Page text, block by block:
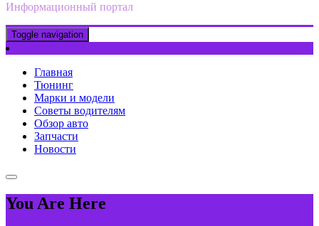
Информационный портал
Toggle navigation
Главная
Тюнинг
Марки и модели
Советы водителям
Обзор авто
Запчасти
Новости
You Are Here